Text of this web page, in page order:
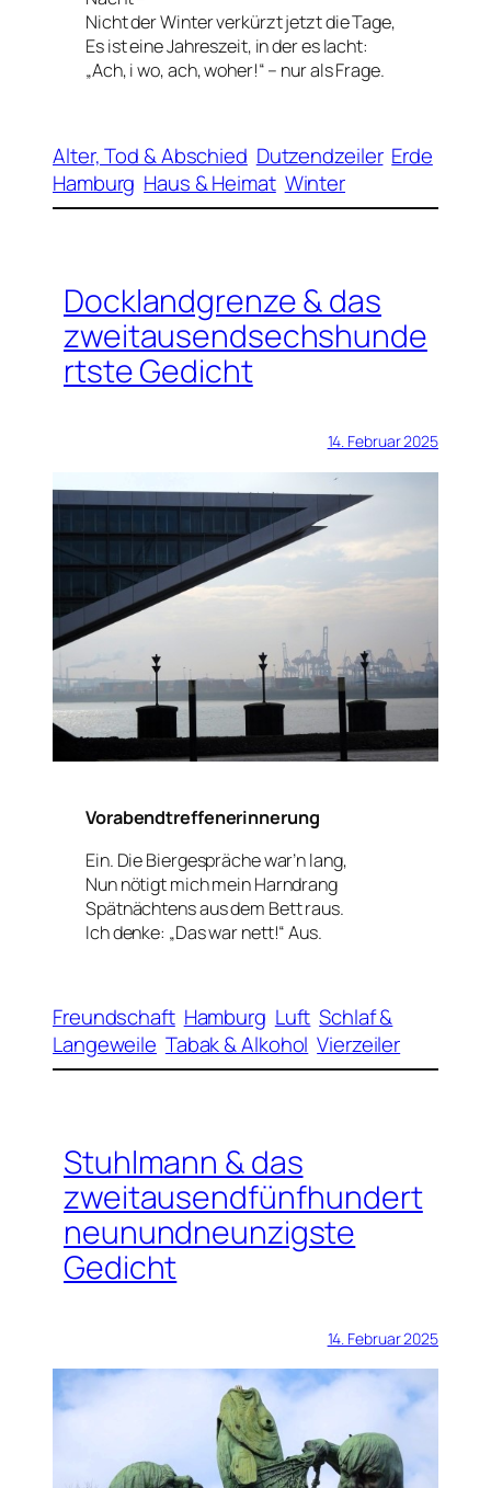
Nicht der Winter verkürzt jetzt die Tage,
Es ist eine Jahreszeit, in der es lacht:
„Ach, i wo, ach, woher!“ – nur als Frage.
Alter, Tod & Abschied Dutzendzeiler Erde
Hamburg Haus & Heimat Winter
Docklandgrenze & das
zweitausendsechshunde
rtste Gedicht
14. Februar 2025
Vorabendtreffenerinnerung
Ein. Die Biergespräche war’n lang,
Nun nötigt mich mein Harndrang
Spätnächtens aus dem Bett raus.
Ich denke: „Das war nett!“ Aus.
Freundschaft Hamburg Luft Schlaf &
Langeweile Tabak & Alkohol Vierzeiler
Stuhlmann & das
zweitausendfünfhundert
neunundneunzigste
Gedicht
14. Februar 2025